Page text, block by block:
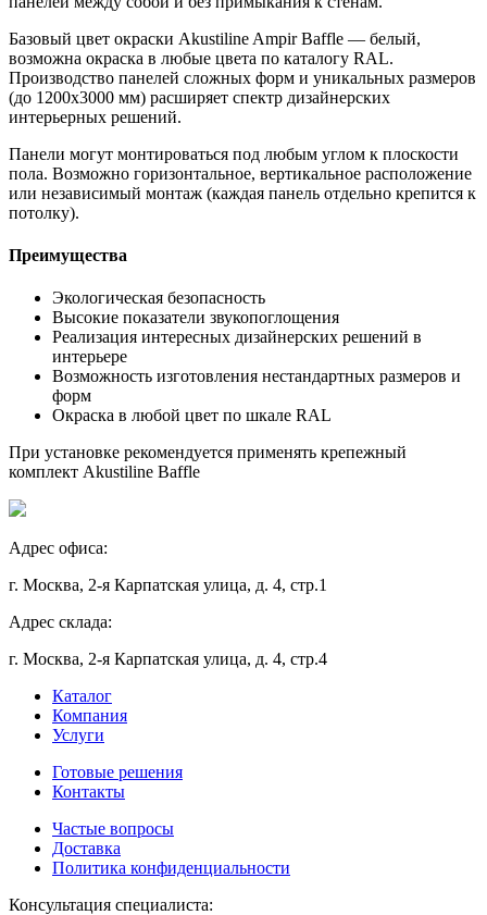
Базовый цвет окраски Akustiline Ampir Baffle — белый,
возможна окраска в любые цвета по каталогу RAL.
Производство панелей сложных форм и уникальных размеров
(до 1200х3000 мм) расширяет спектр дизайнерских
интерьерных решений.
Панели могут монтироваться под любым углом к плоскости
пола. Возможно горизонтальное, вертикальное расположение
или независимый монтаж (каждая панель отдельно крепится к
потолку).
Преимущества
Экологическая безопасность
Высокие показатели звукопоглощения
Реализация интересных дизайнерских решений в
интерьере
Возможность изготовления нестандартных размеров и
форм
Окраска в любой цвет по шкале RAL
При установке рекомендуется применять крепежный
комплект Akustiline Baffle
Адрес офиса:
г. Москва, 2-я Карпатская улица, д. 4, стр.1
Адрес склада:
г. Москва, 2-я Карпатская улица, д. 4, стр.4
Каталог
Компания
Услуги
Готовые решения
Контакты
Частые вопросы
Доставка
Политика конфиденциальности
Консультация специалиста: